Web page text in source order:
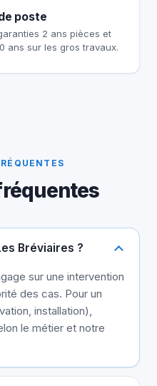
poste
2 ans pièces et
ans sur les gros travaux.
Bréviaires ?
sur une intervention
des cas. Pour un
installation),
le métier et notre